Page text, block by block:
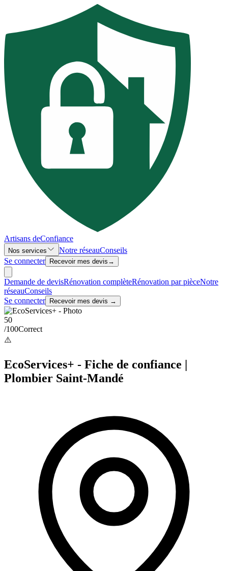
Artisans deConfiance
Nos services Notre réseauConseils
Se connecter
Recevoir mes devis →
Demande de devisRénovation complèteRénovation par pièceNotre
réseauConseils
Se connecter
Recevoir mes devis →
50
/100Correct
⚠️
EcoServices+ - Fiche de confiance |
Plombier Saint-Mandé